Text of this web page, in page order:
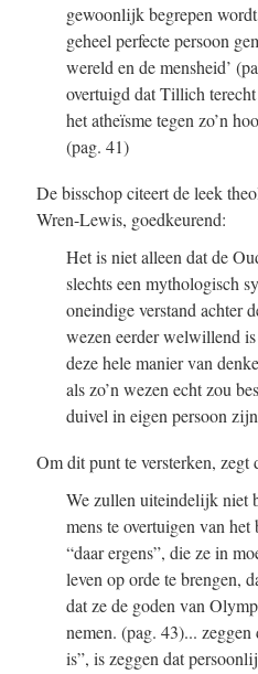
gewoonlijk begrepen
geheel perfecte persoon
wereld en de mensheid’
overtuigd dat Tillich
het atheïsme tegen zo’n
(pag. 41)
De bisschop citeert de leek
Wren-Lewis, goedkeurend:
Het is niet alleen dat de
slechts een mythologisch
oneindige verstand achter
wezen eerder welwillend
deze hele manier van
als zo’n wezen echt zou
duivel in eigen persoon
Om dit punt te versterken, zegt
We zullen uiteindelijk niet
mens te overtuigen van het
“daar ergens”, die ze in
leven op orde te brengen,
dat ze de goden van
nemen. (pag. 43)...
is”, is zeggen dat